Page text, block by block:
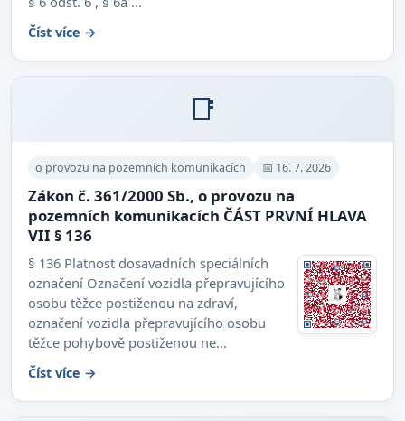
Číst více →
📑
o provozu na pozemních komunikacích 📅 16. 7. 2026
Zákon č. 361/2000 Sb., o provozu na
pozemních komunikacích ČÁST PRVNÍ HLAVA
VII § 136
§ 136 Platnost dosavadních speciálních
označení Označení vozidla přepravujícího
osobu těžce postiženou na zdraví,
označení vozidla přepravujícího osobu
těžce pohybově postiženou ne...
Číst více →